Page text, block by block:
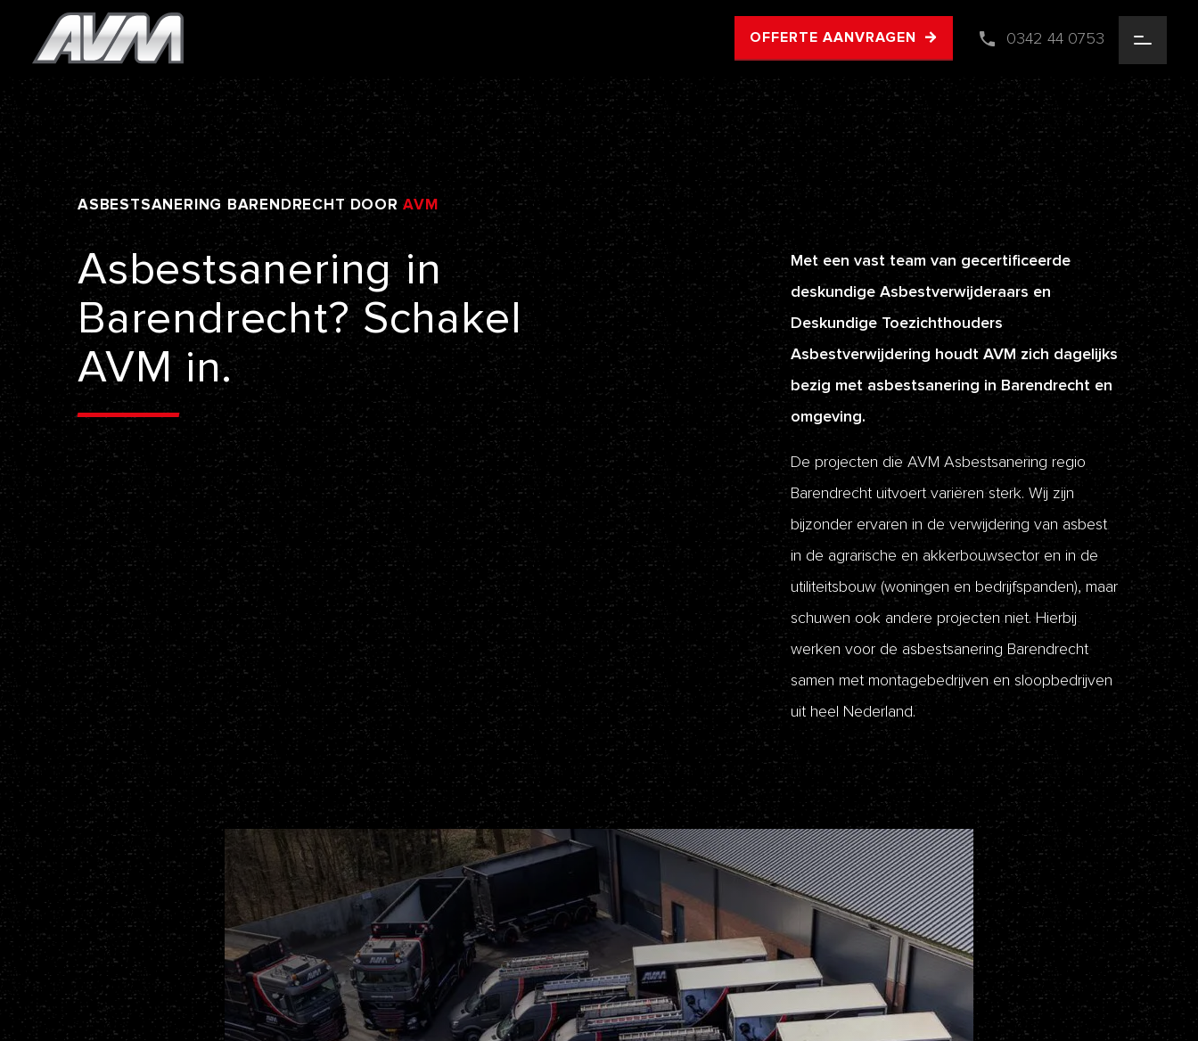
OFFERTE AANVRAGEN 0342 44 0753
ASBESTSANERING BARENDRECHT DOOR AVM
Asbestsanering in
Barendrecht? Schakel
AVM in.
Met een vast team van gecertificeerde
deskundige Asbestverwijderaars en
Deskundige Toezichthouders
Asbestverwijdering houdt AVM zich dagelijks
bezig met asbestsanering in Barendrecht en
omgeving.
De projecten die AVM Asbestsanering regio
Barendrecht uitvoert variëren sterk. Wij zijn
bijzonder ervaren in de verwijdering van asbest
in de agrarische en akkerbouwsector en in de
utiliteitsbouw (woningen en bedrijfspanden), maar
schuwen ook andere projecten niet. Hierbij
werken voor de asbestsanering Barendrecht
samen met montagebedrijven en sloopbedrijven
uit heel Nederland.